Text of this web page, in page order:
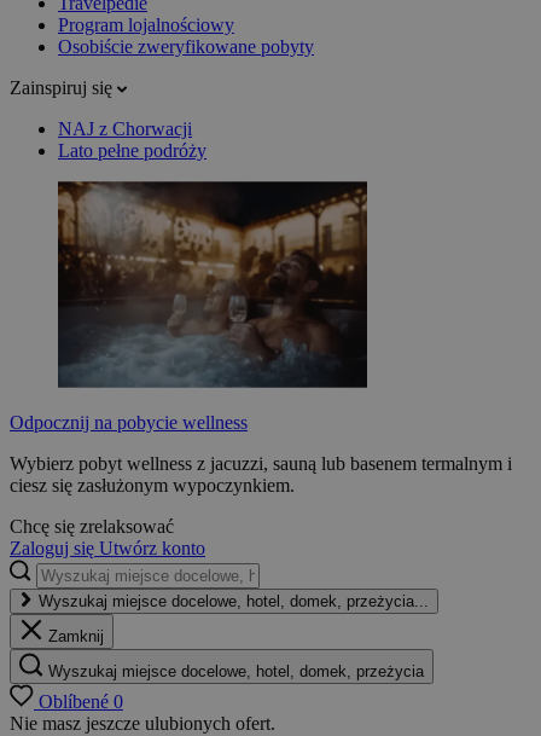
Program lojalnościowy
Osobiście zweryfikowane pobyty
Zainspiruj się
NAJ z Chorwacji
Lato pełne podróży
Odpocznij na pobycie wellness
Wybierz pobyt wellness z jacuzzi, sauną lub basenem termalnym i
ciesz się zasłużonym wypoczynkiem.
Chcę się zrelaksować
Zaloguj się Utwórz konto
Wyszukaj miejsce docelowe, hotel, domek, przeżycia...
Zamknij
Wyszukaj miejsce docelowe, hotel, domek, przeżycia
Oblíbené 0
Nie masz jeszcze ulubionych ofert.